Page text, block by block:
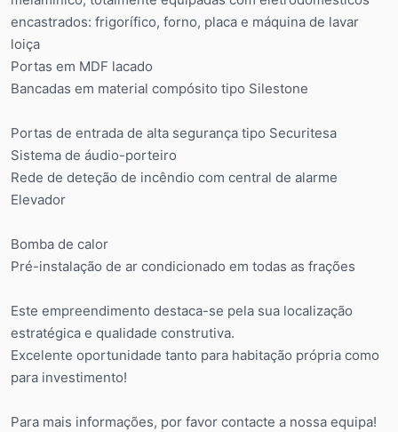
encastrados: frigorífico, forno, placa e máquina de lavar
loiça
Portas em MDF lacado
Bancadas em material compósito tipo Silestone
Portas de entrada de alta segurança tipo Securitesa
Sistema de áudio-porteiro
Rede de deteção de incêndio com central de alarme
Elevador
Bomba de calor
Pré-instalação de ar condicionado em todas as frações
Este empreendimento destaca-se pela sua localização
estratégica e qualidade construtiva.
Excelente oportunidade tanto para habitação própria como
para investimento!
Para mais informações, por favor contacte a nossa equipa!